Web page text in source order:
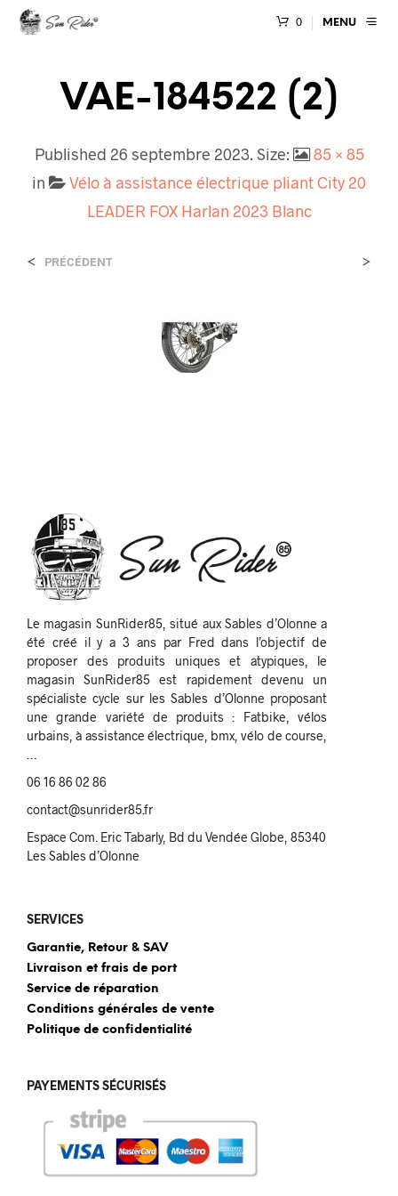
0 MENU
VAE-184522 (2)
Published 26 septembre 2023. Size:
85 × 85
in
Vélo à assistance électrique pliant City 20
LEADER FOX Harlan 2023 Blanc
< PRÉCÉDENT >
Le magasin SunRider85, situé aux Sables d’Olonne a
été créé il y a 3 ans par Fred dans l’objectif de
proposer des produits uniques et atypiques, le
magasin SunRider85 est rapidement devenu un
spécialiste cycle sur les Sables d’Olonne proposant
une grande variété de produits : Fatbike, vélos
urbains, à assistance électrique, bmx, vélo de course,
06 16 86 02 86
contact@sunrider85.fr
Espace Com. Eric Tabarly, Bd du Vendée Globe, 85340
Les Sables d’Olonne
SERVICES
Garantie, Retour & SAV
Livraison et frais de port
Service de réparation
Conditions générales de vente
Politique de confidentialité
PAYEMENTS SÉCURISÉS